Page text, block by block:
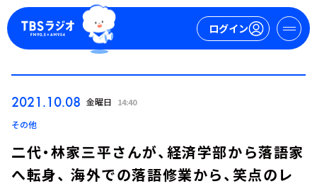
ログイン
2021.10.08 金曜日 14:40
その他
二代・林家三平さんが、経済学部から落語家
へ転身、 海外での落語修業から、笑点のレ